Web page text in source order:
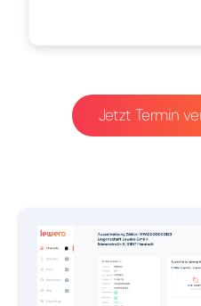
Jetzt Termin